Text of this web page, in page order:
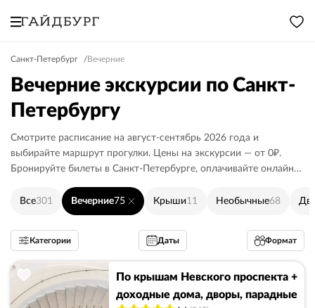
Санкт-Петербург Вечерние
Вечерние экскурсии по Санкт-
Петербургу
Смотрите расписание на август-сентябрь 2026 года и
выбирайте маршрут прогулки. Цены на экскурсии — от 0₽.
Бронируйте билеты в Санкт-Петербурге, оплачивайте онлайн
Все301 Вечерние75 Крыши11 Необычные68
Категории Даты Формат
По крышам Невского проспекта +
доходные дома, дворы, парадные